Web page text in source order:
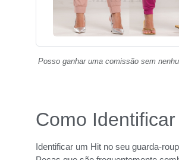
Posso ganhar uma comissão sem
Como
Identificar um Hit no seu guarda-